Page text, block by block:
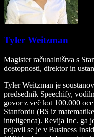
Tyler Weitzman
Magister računalništva s
dostopnosti, direktor in
Tyler Weitzman je
predsednik Speechify,
govor z več kot 100.000
Stanfordu (BS iz
inteligenca). Revija Inc. ga
pojavil se je v Business